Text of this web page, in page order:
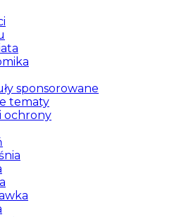
sponsorowane
tematy
ochrony